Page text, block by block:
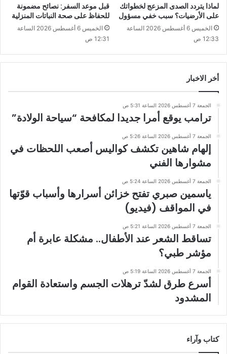
لماذا يتردد الصدى المزعج لخطواتك
على الأرضيات؟ سبب خفي مسؤول
الخميس 6 أغسطس 2026 الساعة
12:33 ص
قبل موعد السفر: نصائح مضمونة
للحفاظ على صحة النباتات المنزلية
الخميس 6 أغسطس 2026 الساعة
12:31 ص
أخر الاخبار
الجمعة 7 أغسطس 2026 الساعة 5:31 ص
ترامب يوقع أمرا جديدا لمكافحة “سياحة الولادة”
الجمعة 7 أغسطس 2026 الساعة 5:26 ص
إلهام شاهين تكشف كواليس أصعب اللحظات في
مشوارها الفني
الجمعة 7 أغسطس 2026 الساعة 5:24 ص
ياسمين صبري تفتح خزائن أسرارها وأسباب قوّتها
في المواقف (فيديو)
الجمعة 7 أغسطس 2026 الساعة 5:21 ص
تساقط الشعر عند الأطفال.. مشكلة عابرة أم
مؤشر طبي؟
الجمعة 7 أغسطس 2026 الساعة 5:19 ص
أسرع طرق لشدّ ترهلات الجسم واستعادة القوام
المشدود
كتاب وآراء